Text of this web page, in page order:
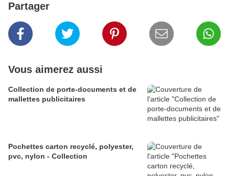
Partager
Vous aimerez aussi
Collection de porte-documents et de
mallettes publicitaires
Pochettes carton recyclé, polyester,
pvc, nylon - Collection